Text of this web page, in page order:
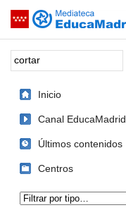
Saltar navegación
Palabra o frase:
Inicio
Canal EducaMadrid
Últimos contenidos
Centros